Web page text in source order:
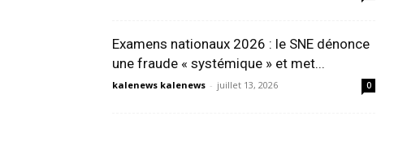
Examens nationaux 2026 : le SNE dénonce
une fraude « systémique » et met...
kalenews kalenews - juillet 13, 2026 0